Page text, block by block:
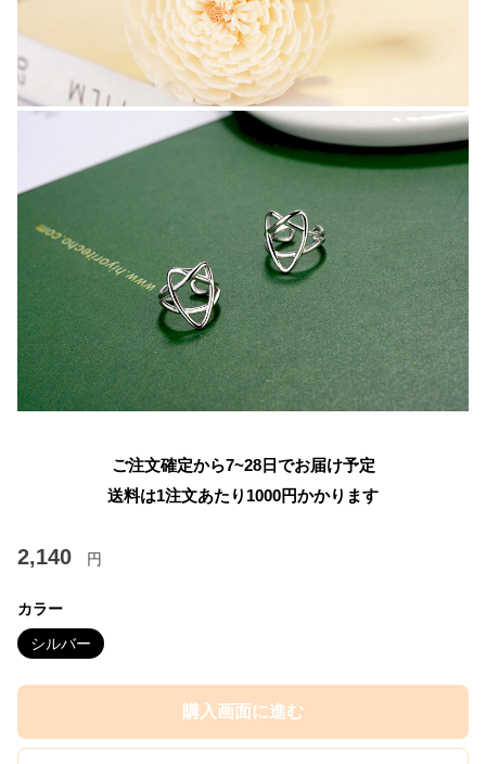
ご注文確定から7~28日でお届け予定
送料は1注文あたり 1000円かかります
2,140 円
カラー
シルバー
購入画面に進む